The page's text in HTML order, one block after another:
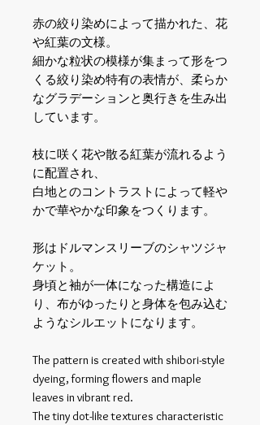
赤の絞り染めによって描かれた、花
や紅葉の文様。
細かな粒状の模様が集まって形をつ
くる絞り染め特有の表情が、柔らか
なグラデーションと奥行きを生み出
しています。
枝に咲く花や散る紅葉が流れるよう
に配置され、
白地とのコントラストによって軽や
かで華やかな印象をつくります。
形はドルマンスリーブのシャツジャ
ケット。
身頃と袖が一体になった構造によ
り、布がゆったりと身体を包み込む
ようなシルエットになります。
The pattern is created with shibori-style
dyeing, forming flowers and maple
leaves in vibrant red.
The tiny dot-like textures characteristic